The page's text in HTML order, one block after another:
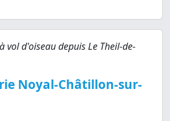
vol d'oiseau depuis Le Theil-de-
Noyal-Châtillon-sur-